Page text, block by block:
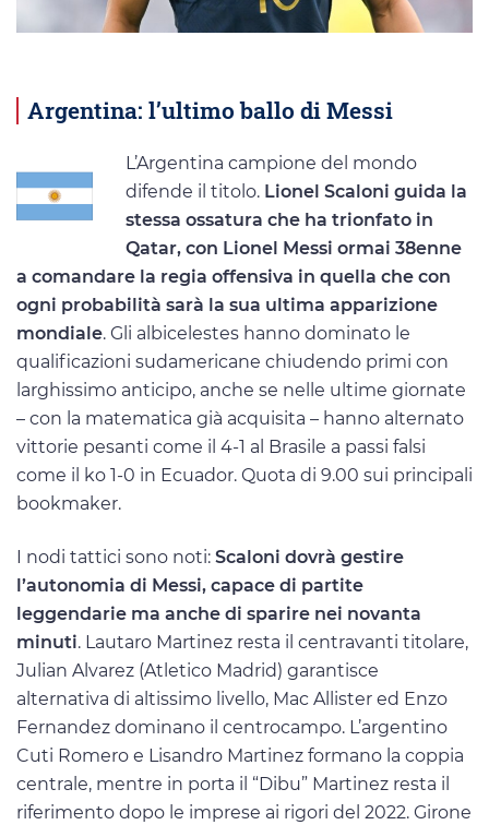
Argentina: l’ultimo ballo di Messi
L’Argentina campione del mondo
difende il titolo. Lionel Scaloni guida la
stessa ossatura che ha trionfato in
Qatar, con Lionel Messi ormai 38enne
a comandare la regia offensiva in quella che con
ogni probabilità sarà la sua ultima apparizione
mondiale. Gli albicelestes hanno dominato le
qualificazioni sudamericane chiudendo primi con
larghissimo anticipo, anche se nelle ultime giornate
– con la matematica già acquisita – hanno alternato
vittorie pesanti come il 4-1 al Brasile a passi falsi
come il ko 1-0 in Ecuador. Quota di 9.00 sui principali
bookmaker.
I nodi tattici sono noti: Scaloni dovrà gestire
l’autonomia di Messi, capace di partite
leggendarie ma anche di sparire nei novanta
minuti. Lautaro Martinez resta il centravanti titolare,
Julian Alvarez (Atletico Madrid) garantisce
alternativa di altissimo livello, Mac Allister ed Enzo
Fernandez dominano il centrocampo. L’argentino
Cuti Romero e Lisandro Martinez formano la coppia
centrale, mentre in porta il “Dibu” Martinez resta il
riferimento dopo le imprese ai rigori del 2022. Girone